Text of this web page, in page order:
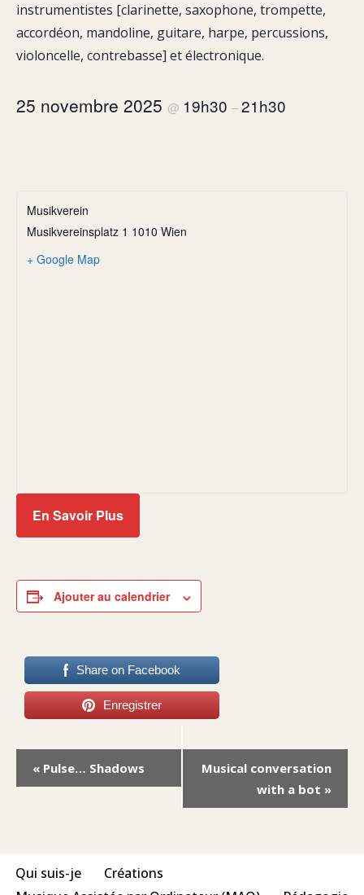
instrumentistes [clarinette, saxophone, trompette,
accordéon, mandoline, guitare, harpe, percussions,
violoncelle, contrebasse] et électronique.
25 novembre 2025 @ 19h30 –21h30
Musikverein
Musikvereinsplatz 1 1010 Wien
+ Google Map
En Savoir Plus
Ajouter au calendrier
Share on Facebook
Enregistrer
Navigation
Évènement
« Pulse… Shadows
Musical conversation
with a bot »
Qui suis-je
Créations